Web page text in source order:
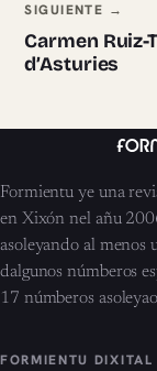
SIGUIENTE →
Carmen Ruiz-
d’Asturies
Formientu ye una
en Xixón nel añu
asoleyando al menos
dalgunos númberos
17 númberos
FORMIENTU DIXITAL